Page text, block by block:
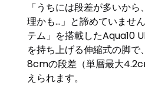
「うちには段差が多いか
理かも…」と諦めていませ
テム」を搭載したAqua10
を持ち上げる伸縮式の脚
8cmの段差（単層最大
えられます。